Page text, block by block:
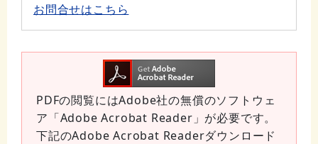
お問合せはこちら
PDFの閲覧にはAdobe社の無償のソフトウェ
ア「Adobe Acrobat Reader」が必要です。
下記のAdobe Acrobat Readerダウンロード